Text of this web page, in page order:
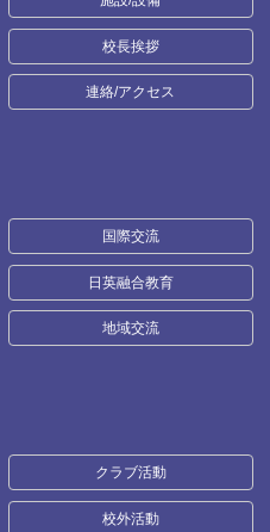
校長挨拶
連絡/アクセス
国際交流
日英融合教育
地域交流
クラブ活動
校外活動